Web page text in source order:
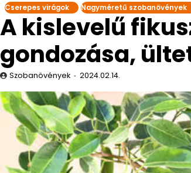
Cserepes virágok Nagyméretű szobanövények
A kislevelű
gondozása,
Szobanövények 2024.02.14.